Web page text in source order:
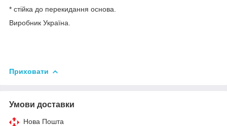
* стійка до перекидання основа.
Виробник Україна.
Приховати
Умови доставки
Нова Пошта